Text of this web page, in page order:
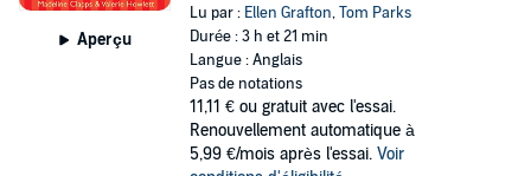
Aperçu
Lu par : Ellen Grafton,Tom Parks
Durée : 3 h et 21 min
Langue : Anglais
Pas de notations
11,11 € ou gratuit avec l'essai.
Renouvellement automatique à
5,99 €/mois après l'essai. Voir